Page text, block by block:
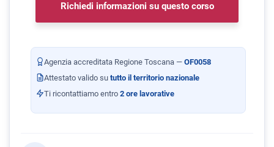
Richiedi informazioni su questo corso
Agenzia accreditata Regione Toscana — OF0058
Attestato valido su tutto il territorio nazionale
Ti ricontattiamo entro 2 ore lavorative